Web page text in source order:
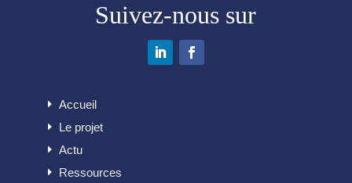
Suivez-nous sur
Accueil
Le projet
Actu
Ressources